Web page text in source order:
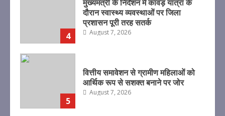
5
वित्तीय समावेशन से ग्रामीण महिलाओं को
आर्थिक रूप से सशक्त बनाने पर जोर
August 7, 2026
6
बालों को लंबा, घना और चमकदार बनाना है?
रोजाना खाएं ये पोषक तत्वों से भरपूर फूड्स
August 7, 2026